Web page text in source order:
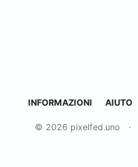
INFORMAZIONI AIUTO
© 2026 pixelfed.uno ·